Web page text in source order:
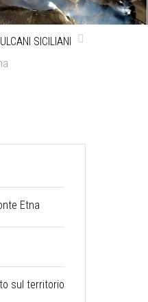
SICILIANI
Etna
sul territorio